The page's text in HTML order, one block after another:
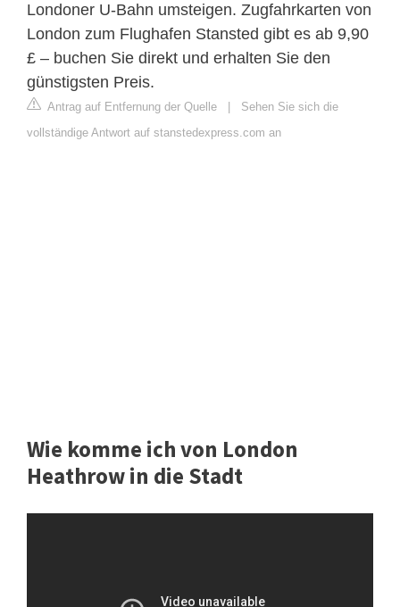
Londoner U-Bahn umsteigen. Zugfahrkarten von
London zum Flughafen Stansted gibt es ab 9,90
£ – buchen Sie direkt und erhalten Sie den
günstigsten Preis.
Antrag auf Entfernung der Quelle
Sehen Sie sich die
vollständige Antwort auf stanstedexpress.com an
Wie komme ich von London
Heathrow in die Stadt